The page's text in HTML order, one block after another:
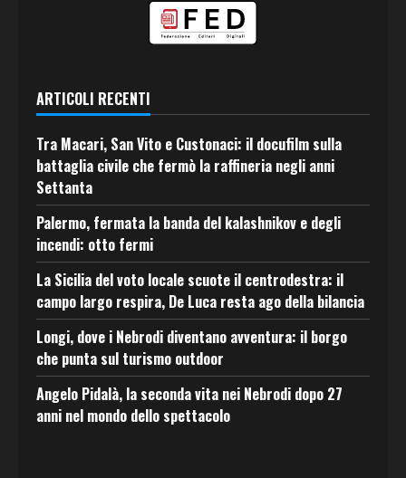
ARTICOLI RECENTI
Tra Macari, San Vito e Custonaci: il docufilm sulla
battaglia civile che fermò la raffineria negli anni
Settanta
Palermo, fermata la banda del kalashnikov e degli
incendi: otto fermi
La Sicilia del voto locale scuote il centrodestra: il
campo largo respira, De Luca resta ago della bilancia
Longi, dove i Nebrodi diventano avventura: il borgo
che punta sul turismo outdoor
Angelo Pidalà, la seconda vita nei Nebrodi dopo 27
anni nel mondo dello spettacolo